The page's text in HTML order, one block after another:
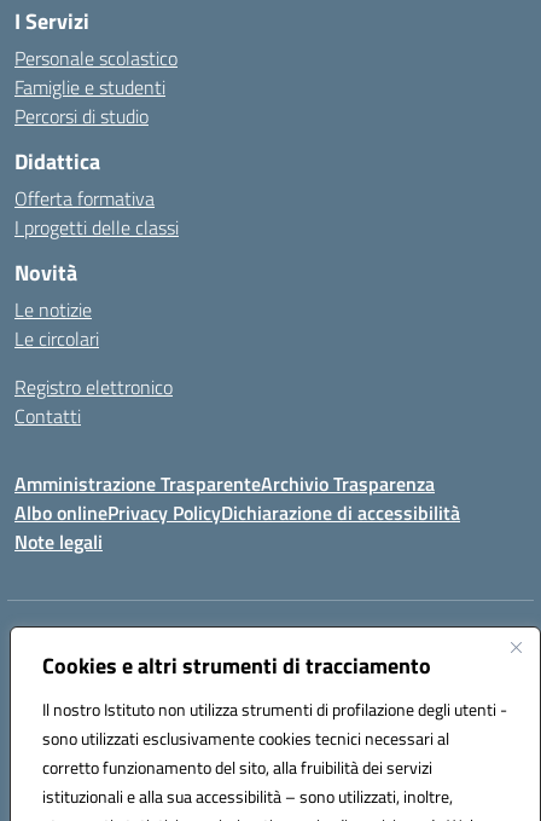
Cookies e altri strumenti di tracciamento
Il nostro Istituto non utilizza strumenti di profilazione degli utenti -
sono utilizzati esclusivamente cookies tecnici necessari al
corretto funzionamento del sito, alla fruibilità dei servizi
istituzionali e alla sua accessibilità – sono utilizzati, inoltre,
I Servizi
Personale scolastico
Famiglie e studenti
Percorsi di studio
Didattica
Offerta formativa
I progetti delle classi
Novità
Le notizie
Le circolari
Registro elettronico
Contatti
Amministrazione TrasparenteArchivio Trasparenza
Albo onlinePrivacy PolicyDichiarazione di accessibilità
Note legali
Indirizzo:
Centralino:096721161 Email:czic869004@istruzione.it
Codice fiscale: 84000710792
Codice meccanografico:
CZIC869004
Codice unico di fatturazione (CUF): UFKGA0